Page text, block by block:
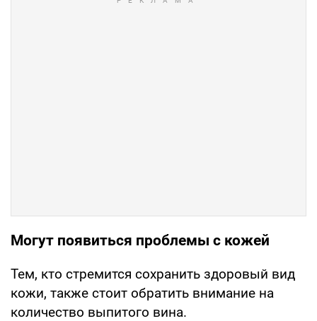
Могут появиться проблемы с кожей
Тем, кто стремится сохранить здоровый вид
кожи, также стоит обратить внимание на
количество выпитого вина.